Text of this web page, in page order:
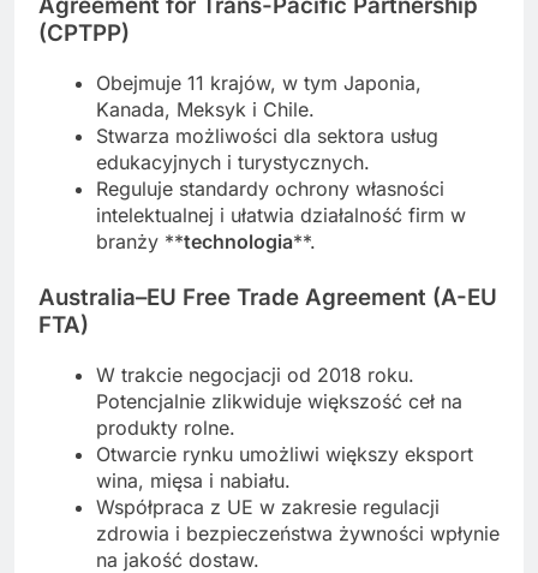
Agreement for Trans-Pacific Partnership
(CPTPP)
Obejmuje 11 krajów, w tym Japonia,
Kanada, Meksyk i Chile.
Stwarza możliwości dla sektora usług
edukacyjnych i turystycznych.
Reguluje standardy ochrony własności
intelektualnej i ułatwia działalność firm w
branży **technologia**.
Australia–EU Free Trade Agreement (A-EU
FTA)
W trakcie negocjacji od 2018 roku.
Potencjalnie zlikwiduje większość ceł na
produkty rolne.
Otwarcie rynku umożliwi większy eksport
wina, mięsa i nabiału.
Współpraca z UE w zakresie regulacji
zdrowia i bezpieczeństwa żywności wpłynie
na jakość dostaw.